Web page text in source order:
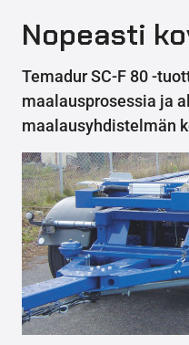
Nopeasti
Temadur SC-F 80 -
maalausprosessia ja
maalausyhdistelmän